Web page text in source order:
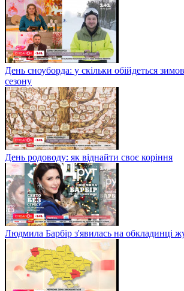
День сноуборда: у скільки обійдеться
сезону
День родоводу: як віднайти своє коріння
Людмила Барбір з'явилась на обкладинці